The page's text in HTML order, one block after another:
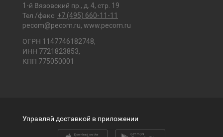
1-й Вязовский пр., д. 4, стр. 19
Тел./факс: +7 (495) 660-11-11
pecom@pecom.ru, www.pecom.ru
ОГРН 1147746182748,
ИНН 7721823853,
КПП 775050001
Управляй доставкой в приложении